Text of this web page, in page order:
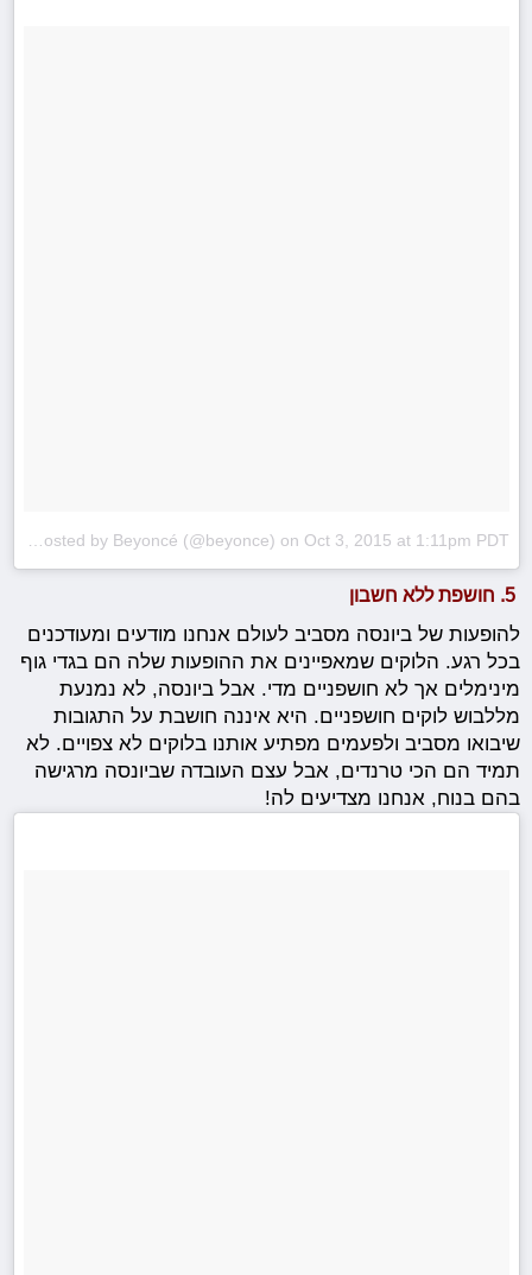
on Oct 3, 2015 at 1:11pm PDT
5. חושפת ללא חשבון
להופעות של ביונסה מסביב לעולם אנחנו מודעים ומעודכנים
בכל רגע. הלוקים שמאפיינים את ההופעות שלה הם בגדי גוף
מינימלים אך לא חושפניים מדי. אבל ביונסה, לא נמנעת
מללבוש לוקים חושפניים. היא איננה חושבת על התגובות
שיבואו מסביב ולפעמים מפתיע אותנו בלוקים לא צפויים. לא
תמיד הם הכי טרנדים, אבל עצם העובדה שביונסה מרגישה
בהם בנוח, אנחנו מצדיעים לה!